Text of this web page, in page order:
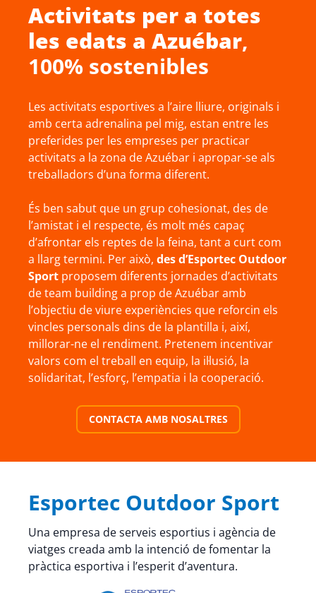
Activitats per a totes
les edats a Azuébar,
100% sostenibles
Les activitats esportives a l’aire lliure, originals i
amb certa adrenalina pel mig, estan entre les
preferides per les empreses per practicar
activitats a la zona de Azuébar i apropar-se als
treballadors d’una forma diferent.
És ben sabut que un grup cohesionat, des de
l’amistat i el respecte, és molt més capaç
d’afrontar els reptes de la feina, tant a curt com
a llarg termini. Per això, des d’Esportec Outdoor
Sport proposem diferents jornades d’activitats
de team building a prop de Azuébar amb
l’objectiu de viure experiències que reforcin els
vincles personals dins de la plantilla i, així,
millorar-ne el rendiment. Pretenem incentivar
valors com el treball en equip, la il·lusió, la
solidaritat, l’esforç, l’empatia i la cooperació.
CONTACTA AMB NOSALTRES
Esportec Outdoor Sport
Una empresa de serveis esportius i agència de
viatges creada amb la intenció de fomentar la
pràctica esportiva i l’esperit d’aventura.